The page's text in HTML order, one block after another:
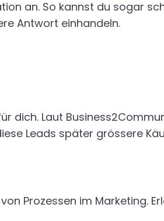
an. So kannst du sogar
Antwort einhandeln.
dich. Laut
Leads später grössere
Prozessen im Marketing.